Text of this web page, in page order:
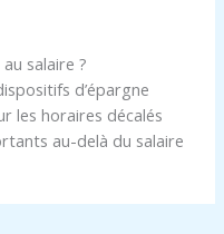
salaire ?
d’épargne
les horaires décalés
au-delà du salaire